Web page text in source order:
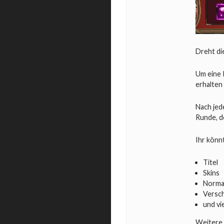
Dreht
Um eine
erhalten
Nach
Runde,
Ihr
Titel
Skins
und
Weitere